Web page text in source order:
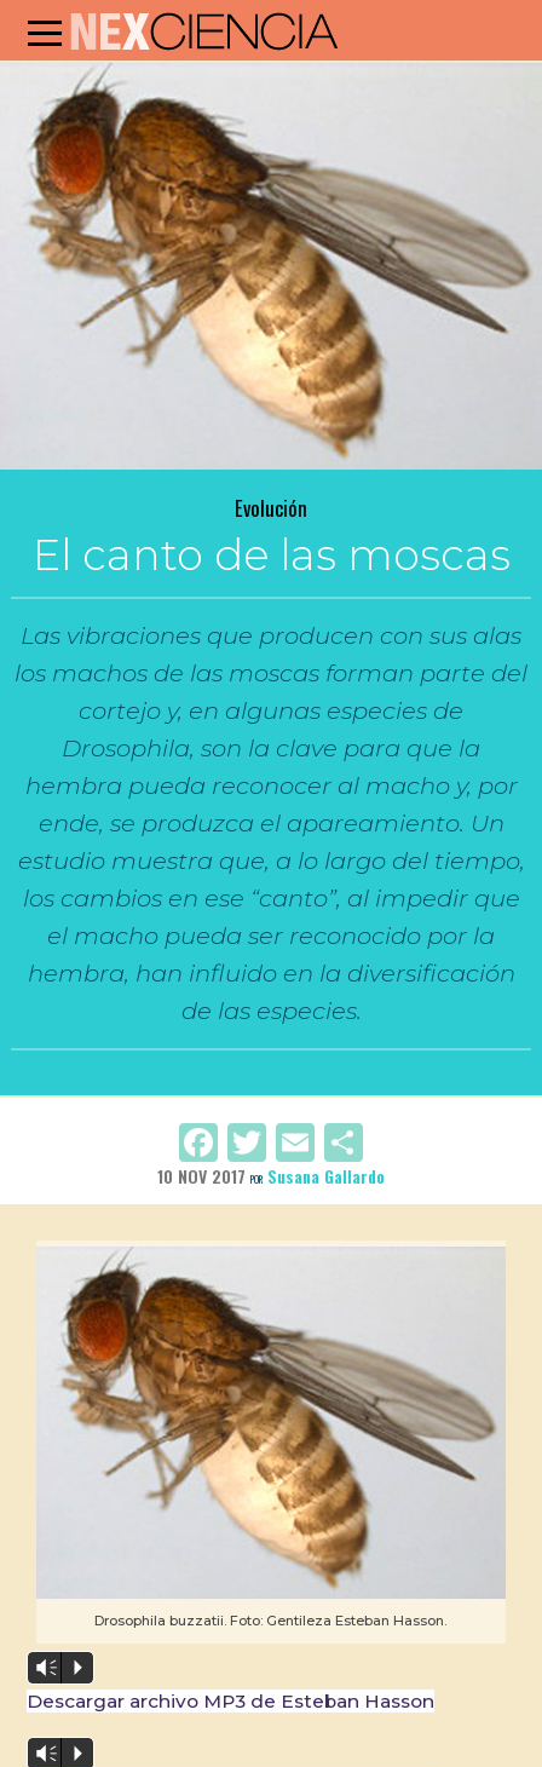
Evolución
El canto de las moscas
Las vibraciones que producen con sus alas
los machos de las moscas forman parte del
cortejo y, en algunas especies de
Drosophila, son la clave para que la
hembra pueda reconocer al macho y, por
ende, se produzca el apareamiento. Un
estudio muestra que, a lo largo del tiempo,
los cambios en ese “canto”, al impedir que
el macho pueda ser reconocido por la
hembra, han influido en la diversificación
de las especies.
Facebook
Twitter
Email
10 NOV 2017 POR Susana Gallardo
Drosophila buzzatii. Foto: Gentileza Esteban Hasson.
Vm P
Descargar archivo MP3 de Esteban Hasson
Vm P